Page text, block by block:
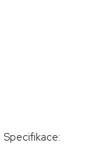
Specifikace: